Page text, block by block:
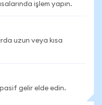
işlem yapın.
uzun veya kısa
gelir elde edin.